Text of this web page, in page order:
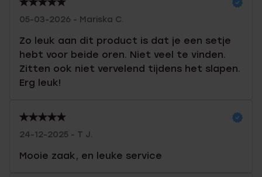
05-03-2026 - Mariska C.
Zo leuk aan dit product is dat je een setje
hebt voor beide oren. Niet veel te vinden.
Zitten ook niet vervelend tijdens het slapen.
Erg leuk!
24-12-2025 - T J.
Mooie zaak, en leuke service